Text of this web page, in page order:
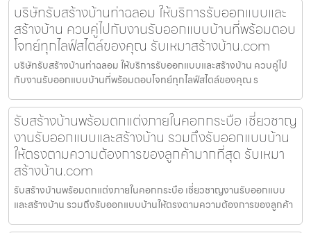
บริษัทรับสร้างบ้านท่าฉลอม ให้บริการรับออกแบบและ
สร้างบ้าน ควบคู่ไปกับงานรับออกแบบบ้านที่พร้อมตอบ
โจทย์ทุกไลฟ์สไตล์ของคุณ รับเหมาสร้างบ้าน.com
บริษัทรับสร้างบ้านท่าฉลอม ให้บริการรับออกแบบและสร้างบ้าน ควบคู่ไป
กับงานรับออกแบบบ้านที่พร้อมตอบโจทย์ทุกไลฟ์สไตล์ของคุณ ร
รับสร้างบ้านพร้อมตกแต่งภายในคอกกระบือ เชี่ยวชาญ
งานรับออกแบบและสร้างบ้าน รวมถึงรับออกแบบบ้าน
ให้ตรงตามความต้องการของลูกค้ามากที่สุด รับเหมา
สร้างบ้าน.com
รับสร้างบ้านพร้อมตกแต่งภายในคอกกระบือ เชี่ยวชาญงานรับออกแบบ
และสร้างบ้าน รวมถึงรับออกแบบบ้านให้ตรงตามความต้องการของลูกค้า